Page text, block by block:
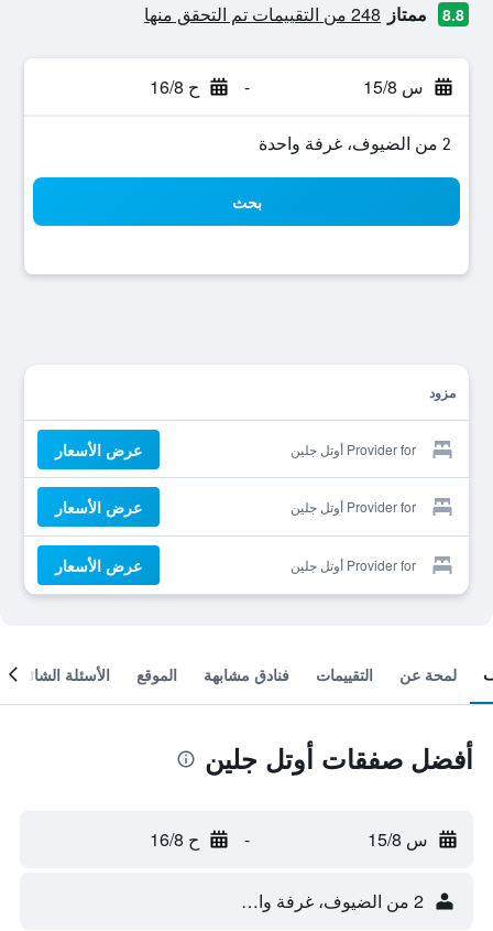
8.8 ممتاز 248 من التقييمات تم التحقق منها
س 15/8 - ح 16/8
2 من الضيوف، غرفة واحدة
بحث
مزود
Provider for أوتل جلين عرض الأسعار
Provider for أوتل جلين عرض الأسعار
Provider for أوتل جلين عرض الأسعار
لمحة عن التقييمات فنادق مشابهة الموقع الأسئلة الشائعة
أفضل صفقات أوتل جلين
س 15/8 - ح 16/8
2 من الضيوف، غرفة واحدة